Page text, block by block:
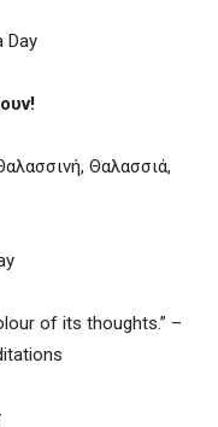
Day
Θαλασσιά,
of its thoughts.” –